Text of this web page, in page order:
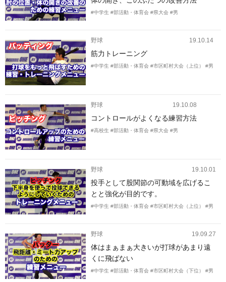
#中学生 #部活動・体育会 #県大会 #男
野球 19.10.14
筋力トレーニング
#中学生 #部活動・体育会 #市区町村大会（上位） #男
野球 19.10.08
コントロールがよくなる練習方法
#高校生 #部活動・体育会 #県大会 #男
野球 19.10.01
投手として股関節の可動域を広げるこ
とと強化が目的です。
#中学生 #部活動・体育会 #市区町村大会（上位） #男
野球 19.09.27
体はまぁまぁ大きいが打球があまり遠
くに飛ばない
#中学生 #部活動・体育会 #市区町村大会（下位） #男